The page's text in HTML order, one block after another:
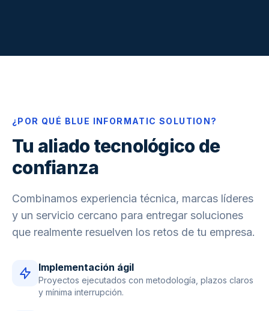
¿POR QUÉ BLUE INFORMATIC SOLUTION?
Tu aliado tecnológico de
confianza
Combinamos experiencia técnica, marcas líderes
y un servicio cercano para entregar soluciones
que realmente resuelven los retos de tu empresa.
Implementación ágil
Proyectos ejecutados con metodología, plazos claros
y mínima interrupción.